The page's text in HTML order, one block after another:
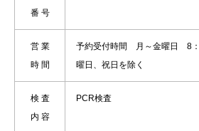
番 号
営 業
時 間
予約受付時間 月～金曜日 8
曜日、祝日を除く
検 査
内 容
PCR検査